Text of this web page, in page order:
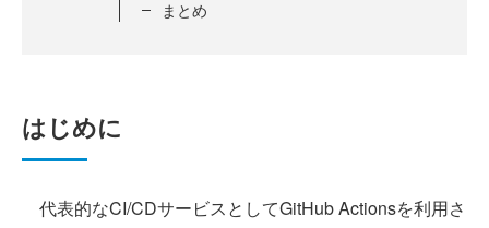
まとめ
はじめに
代表的なCI/CDサービスとしてGitHub Actionsを利用さ